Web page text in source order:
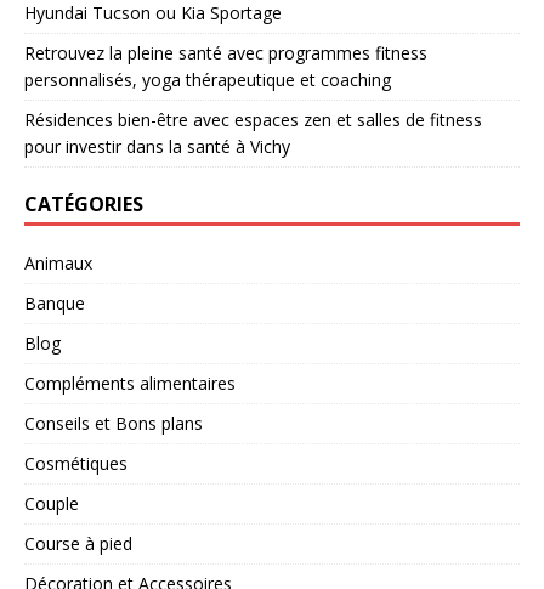
Hyundai Tucson ou Kia Sportage
Retrouvez la pleine santé avec programmes fitness
personnalisés, yoga thérapeutique et coaching
Résidences bien-être avec espaces zen et salles de fitness
pour investir dans la santé à Vichy
CATÉGORIES
Animaux
Banque
Blog
Compléments alimentaires
Conseils et Bons plans
Cosmétiques
Couple
Course à pied
Décoration et Accessoires